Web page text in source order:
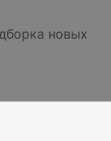
новых